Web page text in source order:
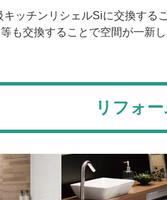
ッチンリシェルSiに交換す
も交換することで空間が一新
リフォ